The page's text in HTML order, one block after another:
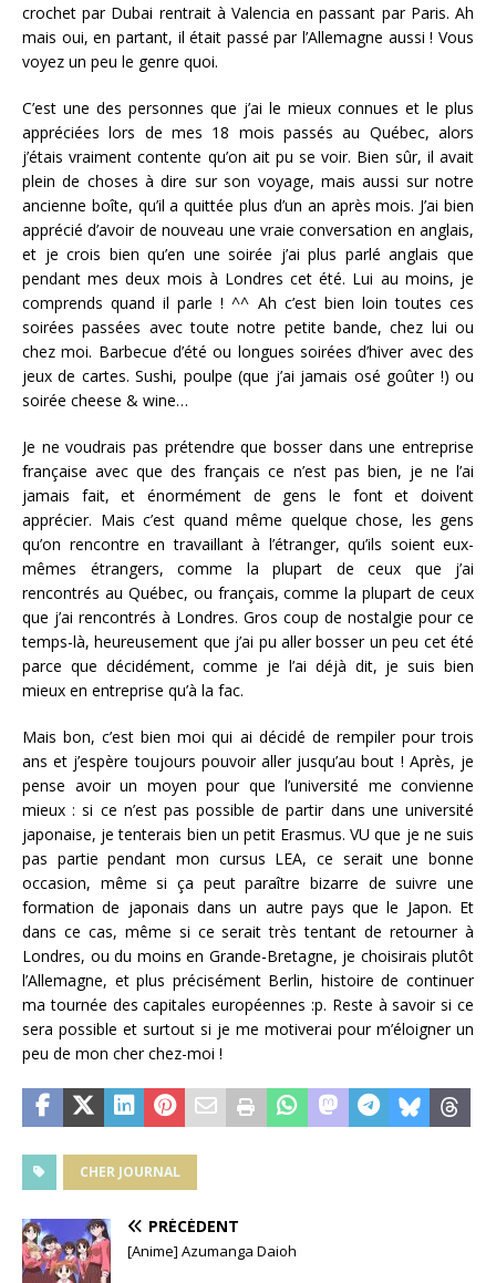
crochet par Dubai rentrait à Valencia en passant par Paris. Ah
mais oui, en partant, il était passé par l’Allemagne aussi ! Vous
voyez un peu le genre quoi.
C’est une des personnes que j’ai le mieux connues et le plus
appréciées lors de mes 18 mois passés au Québec, alors
j’étais vraiment contente qu’on ait pu se voir. Bien sûr, il avait
plein de choses à dire sur son voyage, mais aussi sur notre
ancienne boîte, qu’il a quittée plus d’un an après mois. J’ai bien
apprécié d’avoir de nouveau une vraie conversation en anglais,
et je crois bien qu’en une soirée j’ai plus parlé anglais que
pendant mes deux mois à Londres cet été. Lui au moins, je
comprends quand il parle ! ^^ Ah c’est bien loin toutes ces
soirées passées avec toute notre petite bande, chez lui ou
chez moi. Barbecue d’été ou longues soirées d’hiver avec des
jeux de cartes. Sushi, poulpe (que j’ai jamais osé goûter !) ou
soirée cheese & wine…
Je ne voudrais pas prétendre que bosser dans une entreprise
française avec que des français ce n’est pas bien, je ne l’ai
jamais fait, et énormément de gens le font et doivent
apprécier. Mais c’est quand même quelque chose, les gens
qu’on rencontre en travaillant à l’étranger, qu’ils soient eux-
mêmes étrangers, comme la plupart de ceux que j’ai
rencontrés au Québec, ou français, comme la plupart de ceux
que j’ai rencontrés à Londres. Gros coup de nostalgie pour ce
temps-là, heureusement que j’ai pu aller bosser un peu cet été
parce que décidément, comme je l’ai déjà dit, je suis bien
mieux en entreprise qu’à la fac.
Mais bon, c’est bien moi qui ai décidé de rempiler pour trois
ans et j’espère toujours pouvoir aller jusqu’au bout ! Après, je
pense avoir un moyen pour que l’université me convienne
mieux : si ce n’est pas possible de partir dans une université
japonaise, je tenterais bien un petit Erasmus. VU que je ne suis
pas partie pendant mon cursus LEA, ce serait une bonne
occasion, même si ça peut paraître bizarre de suivre une
formation de japonais dans un autre pays que le Japon. Et
dans ce cas, même si ce serait très tentant de retourner à
Londres, ou du moins en Grande-Bretagne, je choisirais plutôt
l’Allemagne, et plus précisément Berlin, histoire de continuer
ma tournée des capitales européennes :p. Reste à savoir si ce
sera possible et surtout si je me motiverai pour m’éloigner un
peu de mon cher chez-moi !
CHER JOURNAL
PRÉCÉDENT
[Anime] Azumanga Daioh